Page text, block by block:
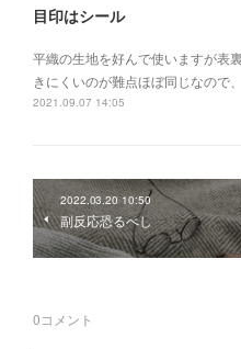
目印はシール
平織の生地を好んで使いますが表
きにくいのが難点ほぼ同じなので
2021.09.07 14:05
2022.03.20 10:50
副反応恐るべし
0コメント